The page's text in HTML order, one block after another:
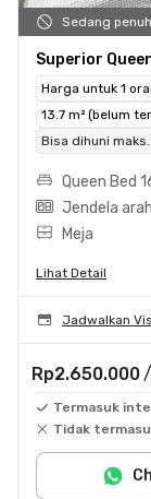
Sedang penuh
Superior
Harga untuk 1
13.7 m² (belum
Bisa dihuni
Queen Bed
Jendela
Meja
Lihat Detail
Jadwalkan
Rp2.650.000
Termasuk
Tidak